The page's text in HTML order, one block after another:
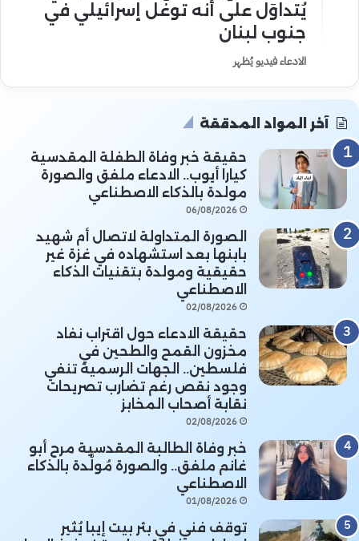
يُتداوَل على أنه توغّل إسرائيلي في
جنوب لبنان
الادعاء فيديو يُظهر
آخر المواد المدققة
حقيقة خبر وفاة الطفلة المقدسية
كيارا أيوب.. الادعاء ملفق والصورة
مولدة بالذكاء الاصطناعي
06/08/2026
الصورة المتداولة لاتصال أم شهيد
بابنها بعد استشهاده في غزة غير
حقيقية ومولدة بتقنيات الذكاء
الاصطناعي
02/08/2026
حقيقة الادعاء حول اقتراب نفاد
مخزون القمح والطحين في
فلسطين.. الجهات الرسمية تنفي
وجود نقص رغم تضارب تصريحات
نقابة أصحاب المخابز
02/08/2026
خبر وفاة الطالبة المقدسية مرح أبو
غانم ملفق.. والصورة مُولَّدة بالذكاء
الاصطناعي
01/08/2026
توقف فني في بئر بيت إيبا يُثير